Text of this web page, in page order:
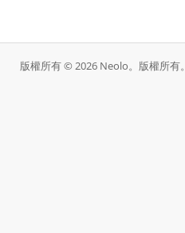
版權所有 © 2026 Neolo。版權所有。